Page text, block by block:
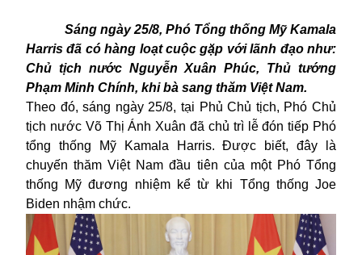
Sáng ngày 25/8, Phó Tổng thống Mỹ Kamala
Harris đã có hàng loạt cuộc gặp với lãnh đạo như:
Chủ tịch nước Nguyễn Xuân Phúc, Thủ tướng
Phạm Minh Chính, khi bà sang thăm Việt Nam.
Theo đó, sáng ngày 25/8, tại Phủ Chủ tịch, Phó Chủ
tịch nước Võ Thị Ánh Xuân đã chủ trì lễ đón tiếp Phó
tổng thống Mỹ Kamala Harris. Được biết, đây là
chuyến thăm Việt Nam đầu tiên của một Phó Tổng
thống Mỹ đương nhiệm kể từ khi Tổng thống Joe
Biden nhậm chức.